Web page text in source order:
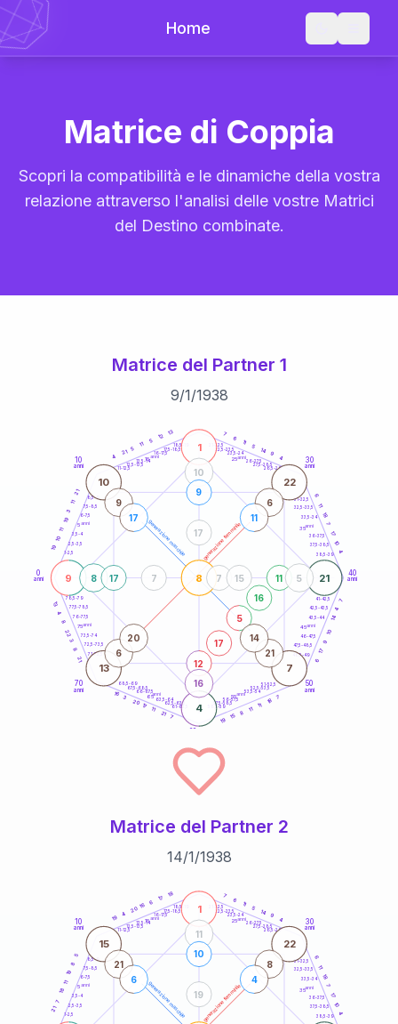
Home
Matrice di Coppia
Scopri la compatibilità e le dinamiche della vostra
relazione attraverso l'analisi delle vostre Matrici
del Destino combinate.
Matrice del Partner 1
9/1/1938
generazione maschile generazione femminile
0
anni
10
anni
30
anni
40
anni
50
anni
60
70
anni
1-2,5
2,5-3,5
3,5-4
6-7,5
7,5-8,5
8,5-9
11-12,5
12,5-13,5
13,5-14
16-17,5
17,5-18,5
18,5-19
21-22,5
22,5-23,5
23,5-24
26-27,5
27,5-28,5
28,5-29
31-32,5
32,5-33,5
33,5-34
36-37,5
37,5-38,5
38,5-39
41-42,5
42,5-43,5
43,5-44
46-47,5
47,5-48,5
48,5-49
51-52,5
52,5-53,5
53,5-54
56-57,5
57,5-58,5
58,5-59
61-62,5
62,5-63,5
63,5-64
66-67,5
67,5-68,5
68,5-69
71-72,5
72,5-73,5
73,5-74
76-77,5
77,5-78,5
78,5-79
19
10
11
19
3
11
21
4
21
5
11
5
12
13 7
6
11
5
14 9
4
6
11
18
7
17
10
4
7
4
14
10
9
17
6
7
18
11
11
8
15
19
7
21
11
17
20
3
16
21
8
3
22
8
4
13
9
1
21
4
8
10 22
13 7
12
17
5
16
11
8
10
5
16
17
9
7 15
7
17
9
17
6
11
6
20
21
14
5anni
15 anni 25anni
35anni
45anni
55anni
65anni
75anni
Matrice del Partner 2
14/1/1938
generazione maschile generazione femminile
10
anni
30
anni
1-2,5
2,5-3,5
3,5-4
6-7,5
7,5-8,5
8,5-9
11-12,5
12,5-13,5
13,5-14
16-17,5
17,5-18,5
18,5-19 21-22,5
22,5-23,5
23,5-24
26-27,5
27,5-28,5
28,5-29
31-32,5
32,5-33,5
33,5-34
36-37,5
37,5-38,5
38,5-39
21
7
18
11
19
8
5
19 4
20
16
6
17
18 7
6
11
5
14 9
4
6
11
18
7
17
10
4
1
15 22
11
10
19
21
6
8
4
5anni
15 anni 25anni
35anni